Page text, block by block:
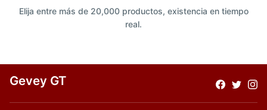
Elija entre más de 20,000 productos, existencia en tiempo
real.
Gevey GT